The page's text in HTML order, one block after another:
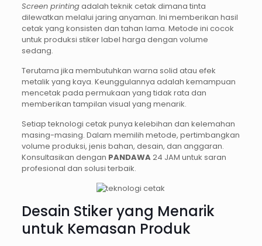
Screen printingadalah teknik cetak dimana tinta
dilewatkan melalui jaring anyaman. Ini memberikan hasil
cetak yang konsisten dan tahan lama. Metode ini cocok
untuk produksi stiker label harga dengan volume
sedang.
Terutama jika membutuhkan warna solid atau efek
metalik yang kaya. Keunggulannya adalah kemampuan
mencetak pada permukaan yang tidak rata dan
memberikan tampilan visual yang menarik.
Setiap teknologi cetak punya kelebihan dan kelemahan
masing-masing. Dalam memilih metode, pertimbangkan
volume produksi, jenis bahan, desain, dan anggaran.
Konsultasikan dengan PANDAWA24 JAM untuk saran
profesional dan solusi terbaik.
Desain Stiker yang Menarik
untuk Kemasan Produk